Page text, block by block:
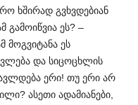
ხშირად გვხვდებიან
გამოიწვია ეს? –
მოგვიტანა ეს
და სიცოცხლის
ერი! თუ ერი არ
ასეთი ადამიანები,